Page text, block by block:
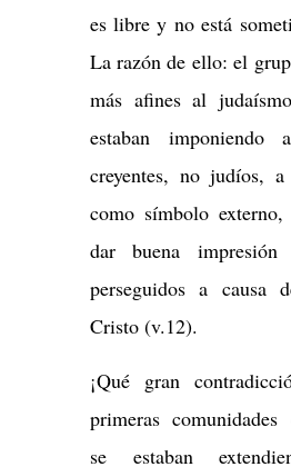
es libre y no está
La razón de ello: el
más afines al
estaban imponiendo
creyentes, no judíos, a
como símbolo
dar buena
perseguidos a causa
Cristo (v.12).
¡Qué gran
primeras
se estaban